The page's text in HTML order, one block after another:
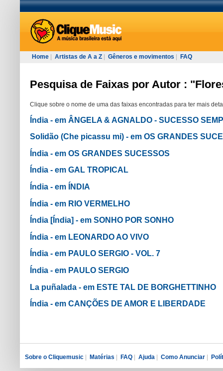
Home Artistas de A a Z Gêneros e movimentos FAQ
Pesquisa de Faixas por Autor :
Clique sobre o nome de uma das faixas encontradas para ter mais
Índia - em ÂNGELA & AGNALDO - SUCESSO
Solidão (Che picassu mi) - em OS GRANDES
Índia - em OS GRANDES SUCESSOS
Índia - em GAL TROPICAL
Índia - em ÍNDIA
Índia - em RIO VERMELHO
Índia [Índia] - em SONHO POR SONHO
Índia - em LEONARDO AO VIVO
Índia - em PAULO SERGIO - VOL. 7
Índia - em PAULO SERGIO
La puñalada - em ESTE TAL DE BORGHETTINHO
Índia - em CANÇÕES DE AMOR E LIBERDADE
Sobre o Cliquemusic Matérias FAQ Ajuda Como Anunciar